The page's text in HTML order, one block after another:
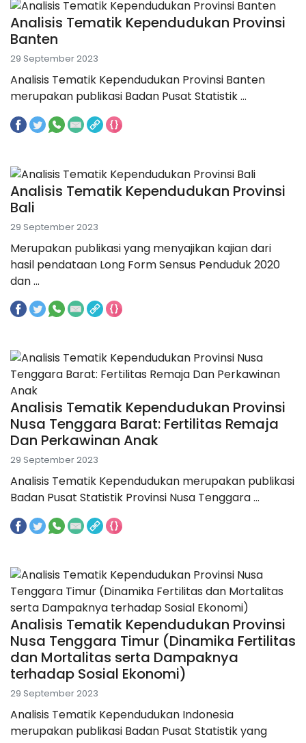
Analisis Tematik Kependudukan Provinsi
Banten
29 September 2023
Analisis Tematik Kependudukan Provinsi Banten
merupakan publikasi Badan Pusat Statistik ...
Analisis Tematik Kependudukan Provinsi
Bali
29 September 2023
Merupakan publikasi yang menyajikan kajian dari
hasil pendataan Long Form Sensus Penduduk 2020
dan ...
Analisis Tematik Kependudukan Provinsi
Nusa Tenggara Barat: Fertilitas Remaja
Dan Perkawinan Anak
29 September 2023
Analisis Tematik Kependudukan merupakan publikasi
Badan Pusat Statistik Provinsi Nusa Tenggara ...
Analisis Tematik Kependudukan Provinsi
Nusa Tenggara Timur (Dinamika Fertilitas
dan Mortalitas serta Dampaknya
terhadap Sosial Ekonomi)
29 September 2023
Analisis Tematik Kependudukan Indonesia
merupakan publikasi Badan Pusat Statistik yang